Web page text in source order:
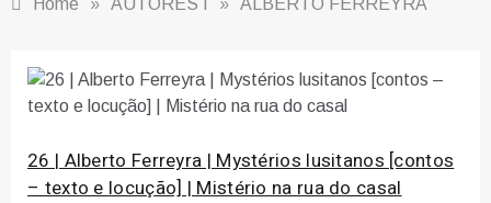
Home » AUTORES I » ALBERTO FERREYRA
26 | Alberto Ferreyra | Mystérios lusitanos [contos
– texto e locução] | Mistério na rua do casal